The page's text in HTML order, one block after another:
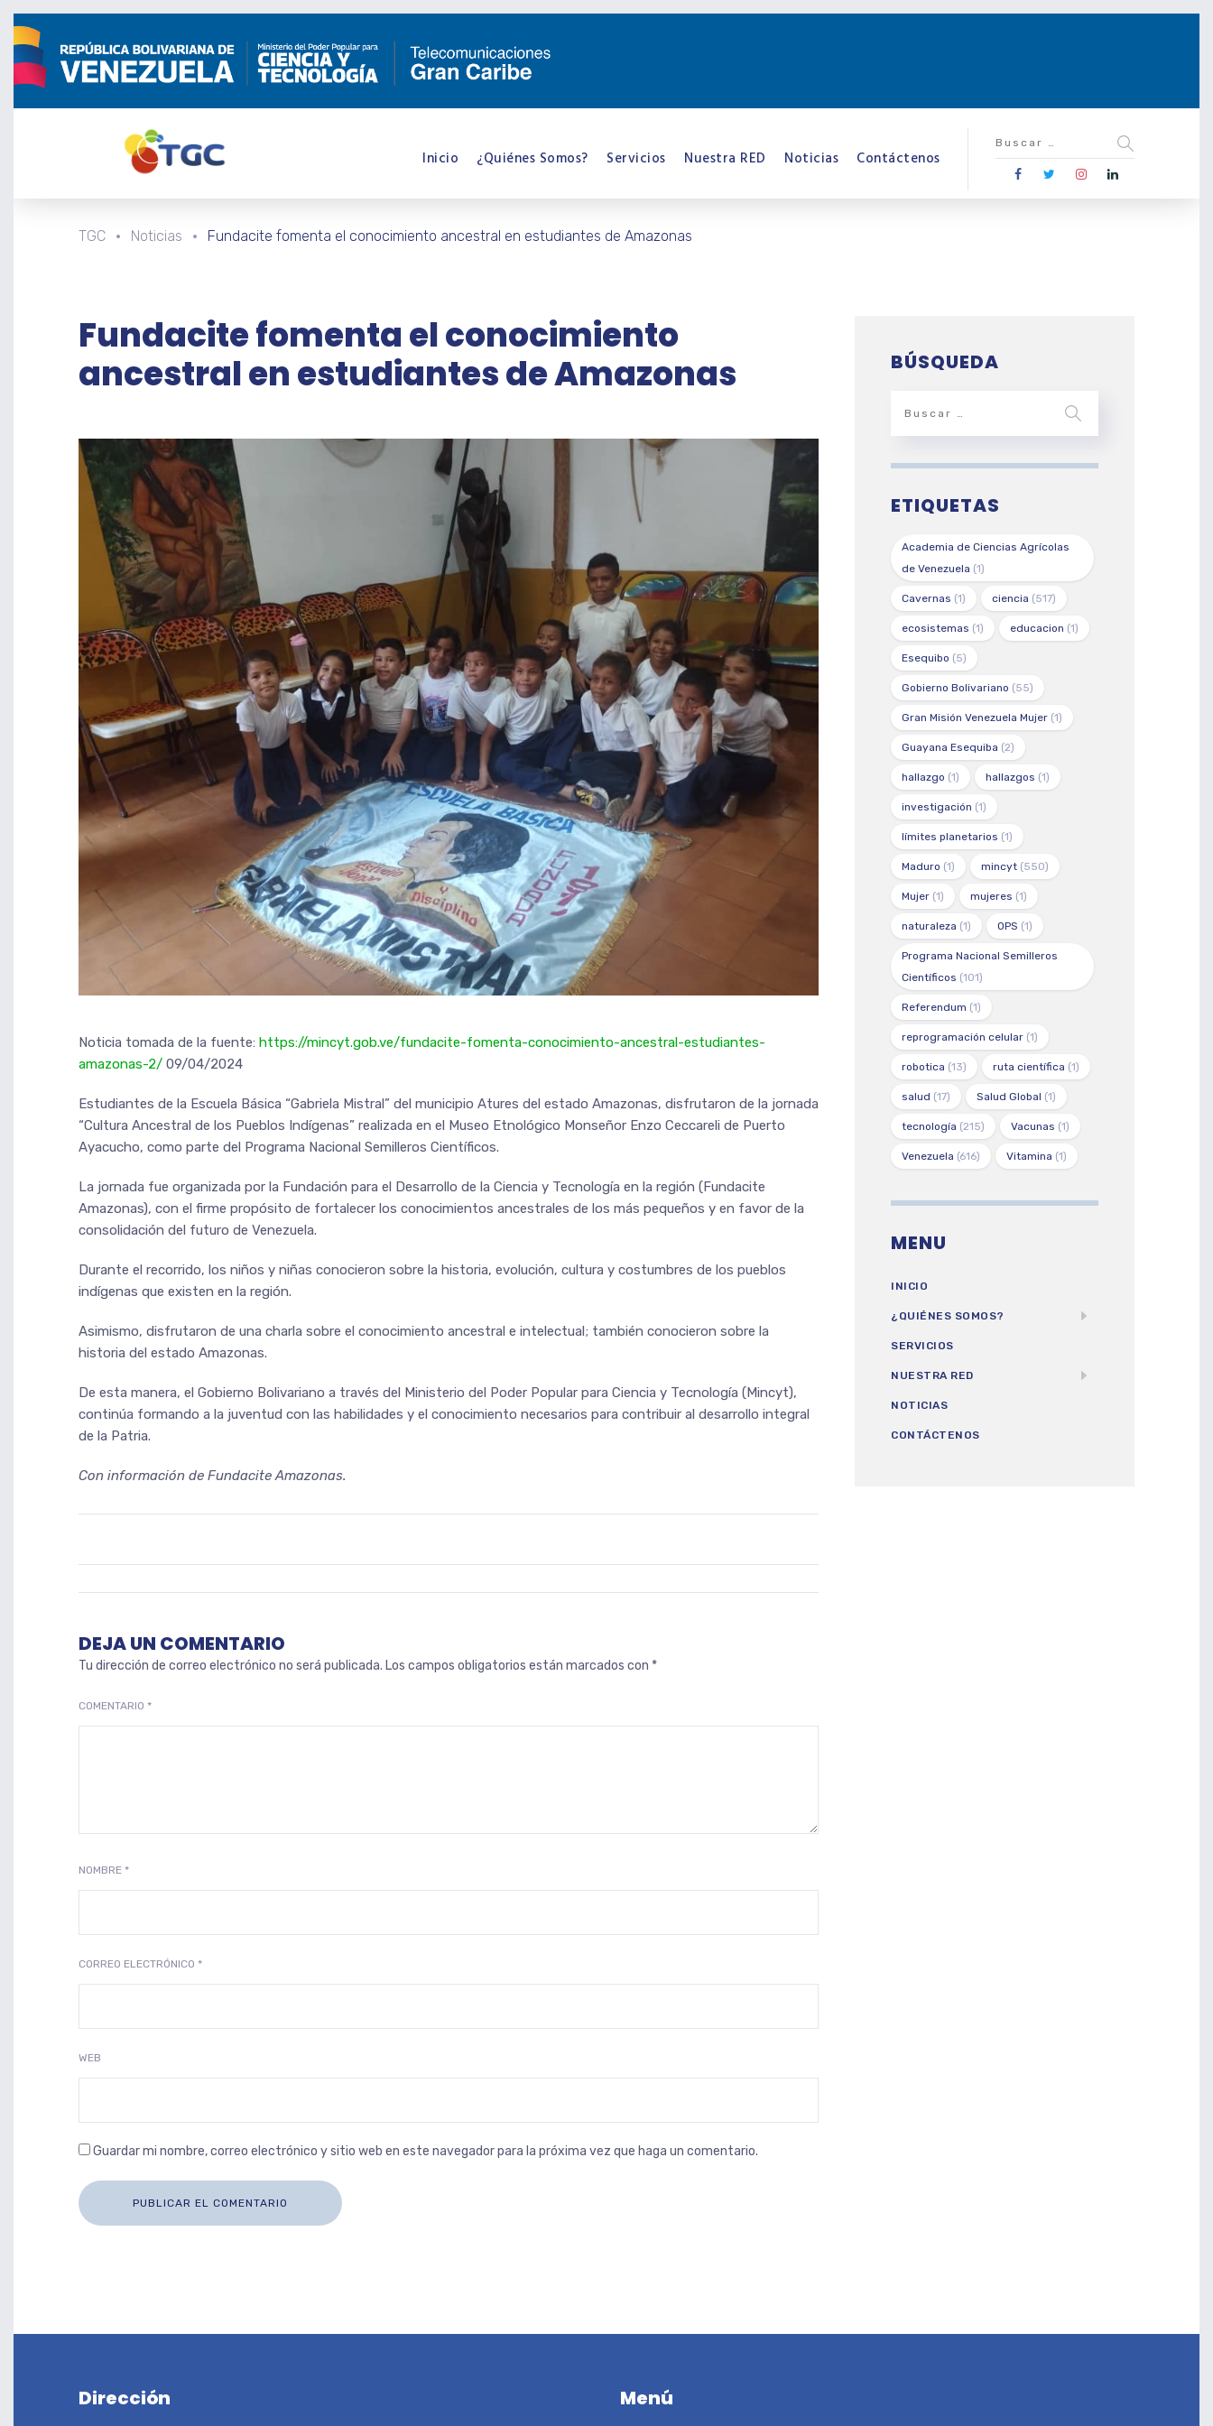
Inicio ¿Quiénes Somos? Servicios Nuestra RED Noticias Contáctenos
TGC Noticias Fundacite fomenta el conocimiento ancestral en estudiantes de Amazonas
Fundacite fomenta el conocimiento
ancestral en estudiantes de Amazonas
Noticia tomada de la fuente: https://mincyt.gob.ve/fundacite-fomenta-conocimiento-ancestral-estudiantes-
amazonas-2/ 09/04/2024
Estudiantes de la Escuela Básica “Gabriela Mistral” del municipio Atures del estado Amazonas, disfrutaron de la jornada
“Cultura Ancestral de los Pueblos Indígenas” realizada en el Museo Etnológico Monseñor Enzo Ceccareli de Puerto
Ayacucho, como parte del Programa Nacional Semilleros Científicos.
La jornada fue organizada por la Fundación para el Desarrollo de la Ciencia y Tecnología en la región (Fundacite
Amazonas), con el firme propósito de fortalecer los conocimientos ancestrales de los más pequeños y en favor de la
consolidación del futuro de Venezuela.
Durante el recorrido, los niños y niñas conocieron sobre la historia, evolución, cultura y costumbres de los pueblos
indígenas que existen en la región.
Asimismo, disfrutaron de una charla sobre el conocimiento ancestral e intelectual; también conocieron sobre la
historia del estado Amazonas.
De esta manera, el Gobierno Bolivariano a través del Ministerio del Poder Popular para Ciencia y Tecnología (Mincyt),
continúa formando a la juventud con las habilidades y el conocimiento necesarios para contribuir al desarrollo integral
de la Patria.
Con información de Fundacite Amazonas.
DEJA UN COMENTARIO
Tu dirección de correo electrónico no será publicada. Los campos obligatorios están marcados con *
COMENTARIO *
NOMBRE *
CORREO ELECTRÓNICO *
WEB
Guardar mi nombre, correo electrónico y sitio web en este navegador para la próxima vez que haga un comentario.
BÚSQUEDA
ETIQUETAS
Academia de Ciencias Agrícolas
de Venezuela (1)
Cavernas (1) ciencia (517)
ecosistemas (1) educacion (1)
Esequibo (5)
Gobierno Bolivariano (55)
Gran Misión Venezuela Mujer (1)
Guayana Esequiba (2)
hallazgo (1) hallazgos (1)
investigación (1)
límites planetarios (1)
Maduro (1) mincyt (550)
Mujer (1) mujeres (1)
naturaleza (1) OPS (1)
Programa Nacional Semilleros
Científicos (101)
Referendum (1)
reprogramación celular (1)
robotica (13) ruta científica (1)
salud (17) Salud Global (1)
tecnología (215) Vacunas (1)
Venezuela (616) Vitamina (1)
MENU
INICIO
¿QUIÉNES SOMOS?
SERVICIOS
NUESTRA RED
NOTICIAS
CONTÁCTENOS
Dirección Menú